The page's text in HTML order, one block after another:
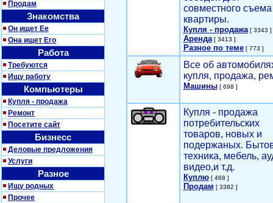
Продам
Знакомства
Он ищет Ее
Она ищет Его
Работа
Требуются
Ищу работу
Компьютеры
Купля - продажа
Ремонт
Посетите сайт
Бизнесс
Деловые предложения
Услуги
Разное
Ищу родных
Прочее
совместного съема
квартиры.
Купля - продажа[ 3343 ]
Аренда[ 3413 ]
Разное по теме[ 773 ]
Все об
купля, продажа,
Машины[ 698 ]
Купля - продажа
потребительских
товаров, новых и
подержаных.
техника, мебель,
видео,и т.д.
Куплю[ 468 ]
Продам [ 3382 ]